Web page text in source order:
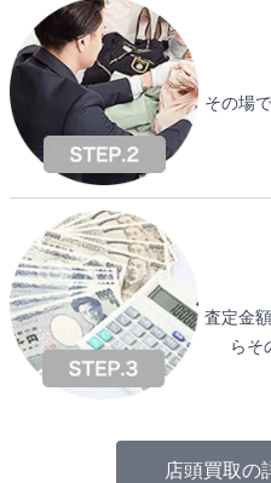
その場
査定金
らそ
店頭買取の